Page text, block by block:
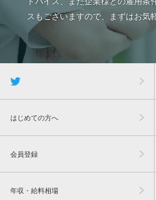
スもございますので、まずはお気
はじめての方へ
会員登録
年収・給料相場